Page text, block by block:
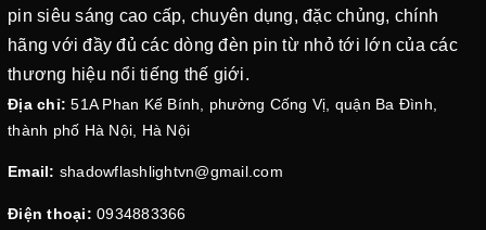
pin siêu sáng cao cấp, chuyên dụng, đặc chủng, chính
hãng với đầy đủ các dòng đèn pin từ nhỏ tới lớn của các
thương hiệu nổi tiếng thế giới.
Địa chỉ: 51A Phan Kế Bính, phường Cống Vị, quận Ba Đình,
thành phố Hà Nội, Hà Nội
Email: shadowflashlightvn@gmail.com
Điện thoại: 0934883366